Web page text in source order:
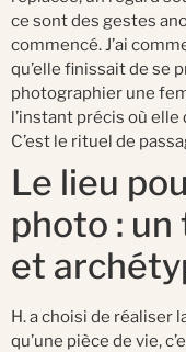
ce sont des gestes
commencé. J’ai
qu’elle finissait de se
photographier une
l’instant précis où elle
C’est le rituel de
Le lieu
photo :
et
H. a choisi de réaliser
qu’une pièce de vie,